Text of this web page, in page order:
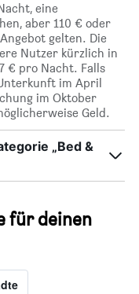
eine
aber 110 € oder
gelten. Die
Nutzer kürzlich in
€ pro Nacht. Falls
im April
im Oktober
Geld.
„Bed &
für deinen